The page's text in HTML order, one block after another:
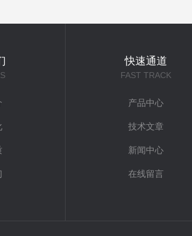
快速通道
FAST TRACK
产品中心
技术文章
新闻中心
在线留言